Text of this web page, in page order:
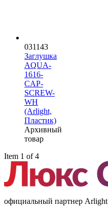
031143
Заглушка
AQUA-
1616-
CAP-
SCREW-
WH
(Arlight,
Пластик)
Архивный
товар
Item 1 of 4
официальный партнер Arlight